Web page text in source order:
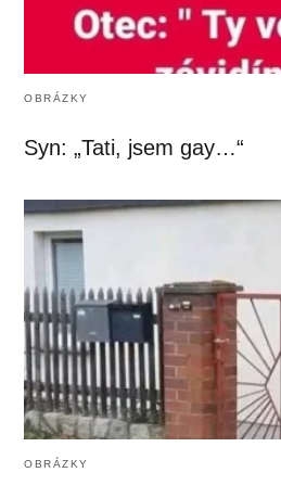
OBRÁZKY
Syn: „Tati, jsem gay…“
OBRÁZKY